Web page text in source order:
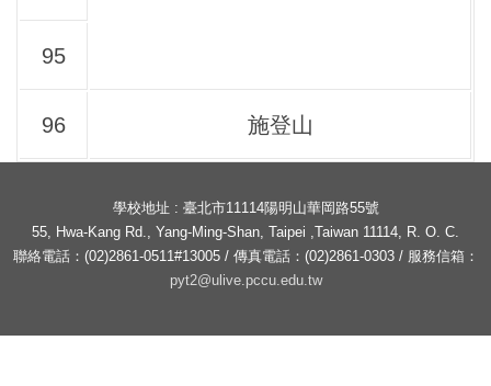
95
96 施登山
學校地址 : 臺北市11114陽明山華岡路55號
55, Hwa-Kang Rd., Yang-Ming-Shan, Taipei ,Taiwan 11114, R. O. C.
聯絡電話：(02)2861-0511#13005 / 傳真電話：(02)2861-0303 / 服務信箱：
pyt2@ulive.pccu.edu.tw